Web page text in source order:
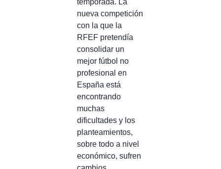
temporada. La
nueva competición
con la que la
RFEF pretendía
consolidar un
mejor fútbol no
profesional en
España está
encontrando
muchas
dificultades y los
planteamientos,
sobre todo a nivel
económico, sufren